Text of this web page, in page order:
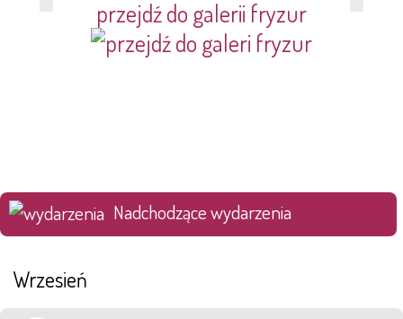
przejdź do galerii fryzur
Nadchodzące wydarzenia
Wrzesień